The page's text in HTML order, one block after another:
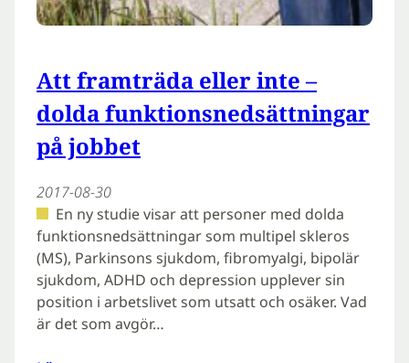
Att framträda eller inte –
dolda funktionsnedsättningar
på jobbet
2017-08-30
En ny studie visar att personer med dolda
funktionsnedsättningar som multipel skleros
(MS), Parkinsons sjukdom, fibromyalgi, bipolär
sjukdom, ADHD och depression upplever sin
position i arbetslivet som utsatt och osäker. Vad
är det som avgör…